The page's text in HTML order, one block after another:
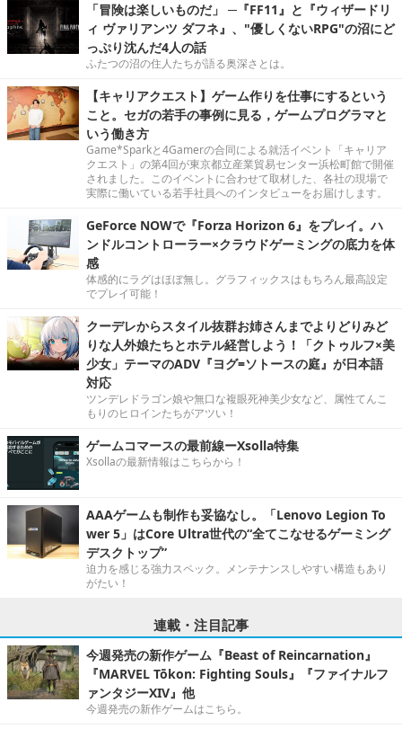
「冒険は楽しいものだ」 ─『FF11』と『ウィザードリ
ィ ヴァリアンツ ダフネ』、"優しくないRPG"の沼にど
っぷり沈んだ4人の話
ふたつの沼の住人たちが語る奥深さとは。
【キャリアクエスト】ゲーム作りを仕事にするという
こと。セガの若手の事例に見る，ゲームプログラマと
いう働き方
Game*Sparkと4Gamerの合同による就活イベント「キャリア
クエスト」の第4回が東京都立産業貿易センター浜松町館で開催
されました。このイベントに合わせて取材した、各社の現場で
実際に働いている若手社員へのインタビューをお届けします。
GeForce NOWで『Forza Horizon 6』をプレイ。ハ
ンドルコントローラー×クラウドゲーミングの底力を体
感
体感的にラグはほぼ無し。グラフィックスはもちろん最高設定
でプレイ可能！
クーデレからスタイル抜群お姉さんまでよりどりみど
りな人外娘たちとホテル経営しよう！「クトゥルフ×美
少女」テーマのADV『ヨグ=ソトースの庭』が日本語
対応
ツンデレドラゴン娘や無口な複眼死神美少女など、属性てんこ
もりのヒロインたちがアツい！
ゲームコマースの最前線ーXsolla特集
Xsollaの最新情報はこちらから！
AAAゲームも制作も妥協なし。「Lenovo Legion To
wer 5」はCore Ultra世代の“全てこなせるゲーミング
デスクトップ”
迫力を感じる強力スペック。メンテナンスしやすい構造もあり
がたい！
連載・注目記事
今週発売の新作ゲーム『Beast of Reincarnation』
『MARVEL Tōkon: Fighting Souls』『ファイナルフ
ァンタジーXIV』他
今週発売の新作ゲームはこちら。